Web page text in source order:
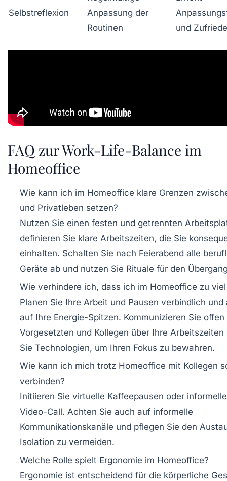
Selbstreflexion
Anpassung der
Routinen
und
FAQ zur Work-Life-Balance im
Homeoffice
Wie kann ich im Homeoffice klare Grenzen
und Privatleben setzen?
Nutzen Sie einen festen und getrennten
definieren Sie klare Arbeitszeiten, die Sie
einhalten. Schalten Sie nach Feierabend alle
Geräte ab und nutzen Sie Rituale für den
Wie verhindere ich, dass ich im Homeoffice zu
Planen Sie Ihre Arbeit und Pausen verbindlich und
auf Ihre Energie-Spitzen. Kommunizieren Sie offen
Vorgesetzten und Kollegen über Ihre Arbeitszeiten
Sie Technologien, um Ihren Fokus zu bewahren.
Wie kann ich mich trotz Homeoffice mit Kollegen
verbinden?
Initiieren Sie virtuelle Kaffeepausen oder
Video-Call. Achten Sie auch auf informelle
Kommunikationskanäle und pflegen Sie den
Isolation zu vermeiden.
Welche Rolle spielt Ergonomie im Homeoffice?
Ergonomie ist entscheidend für die körperliche